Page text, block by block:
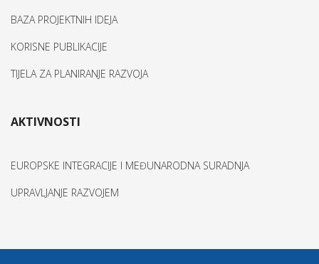
BAZA PROJEKTNIH IDEJA
KORISNE PUBLIKACIJE
TIJELA ZA PLANIRANJE RAZVOJA
AKTIVNOSTI
EUROPSKE INTEGRACIJE I MEĐUNARODNA SURADNJA
UPRAVLJANJE RAZVOJEM